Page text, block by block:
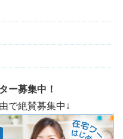
ー募集中！
で絶賛募集中↓